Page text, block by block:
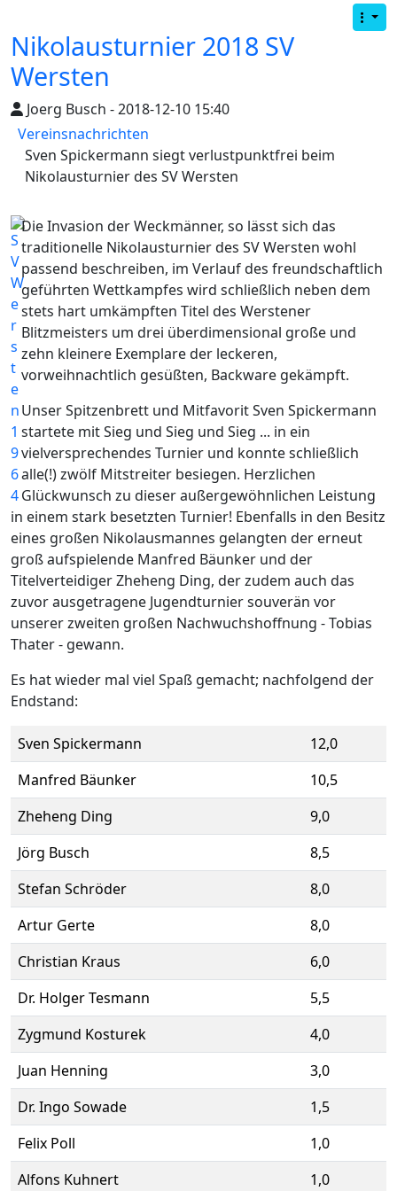
Nikolausturnier 2018 SV
Wersten
Joerg Busch - 2018-12-10 15:40
Vereinsnachrichten
Sven Spickermann siegt verlustpunktfrei beim
Nikolausturnier des SV Wersten
Die Invasion der Weckmänner, so lässt sich das
traditionelle Nikolausturnier des SV Wersten wohl
passend beschreiben, im Verlauf des freundschaftlich
geführten Wettkampfes wird schließlich neben dem
stets hart umkämpften Titel des Werstener
Blitzmeisters um drei überdimensional große und
zehn kleinere Exemplare der leckeren,
vorweihnachtlich gesüßten, Backware gekämpft.
Unser Spitzenbrett und Mitfavorit Sven Spickermann
startete mit Sieg und Sieg und Sieg ... in ein
vielversprechendes Turnier und konnte schließlich
alle(!) zwölf Mitstreiter besiegen. Herzlichen
Glückwunsch zu dieser außergewöhnlichen Leistung
in einem stark besetzten Turnier! Ebenfalls in den Besitz
eines großen Nikolausmannes gelangten der erneut
groß aufspielende Manfred Bäunker und der
Titelverteidiger Zheheng Ding, der zudem auch das
zuvor ausgetragene Jugendturnier souverän vor
unserer zweiten großen Nachwuchshoffnung - Tobias
Thater - gewann.
Es hat wieder mal viel Spaß gemacht; nachfolgend der
Endstand:
Sven Spickermann
12,0
Manfred Bäunker
10,5
Zheheng Ding
9,0
Jörg Busch
8,5
Stefan Schröder
8,0
Artur Gerte
8,0
Christian Kraus
6,0
Dr. Holger Tesmann
5,5
Zygmund Kosturek
4,0
Juan Henning
3,0
Dr. Ingo Sowade
1,5
Felix Poll
1,0
Alfons Kuhnert
1,0